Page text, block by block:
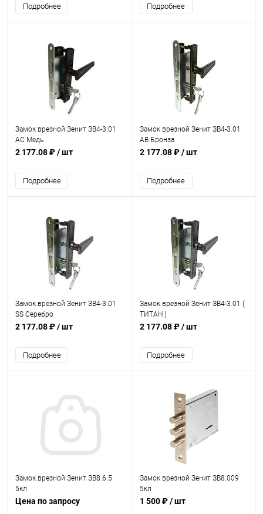
Подробнее Подробнее
Замок врезной Зенит ЗВ4-3.01
AC Медь
2 177.08 ₽/ шт
Подробнее
Замок врезной Зенит ЗВ4-3.01
AB Бронза
2 177.08 ₽/ шт
Подробнее
Замок врезной Зенит ЗВ4-3.01
SS Серебро
2 177.08 ₽/ шт
Подробнее
Замок врезной Зенит ЗВ4-3.01 (
ТИТАН )
2 177.08 ₽/ шт
Подробнее
Замок врезной Зенит ЗВ8.6.5
5кл
Цена по запросу
Замок врезной Зенит ЗВ8.009
5кл
1 500 ₽/ шт